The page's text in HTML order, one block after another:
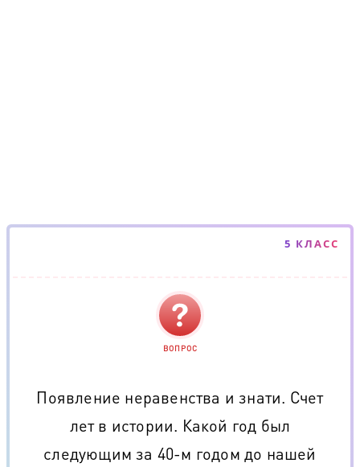
5 КЛАСС
ВОПРОС
Появление неравенства и знати. Счет
лет в истории. Какой год был
следующим за 40-м годом до нашей